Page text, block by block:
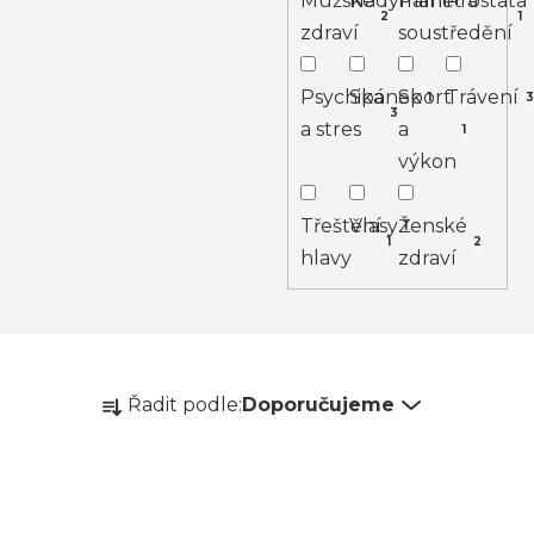
ŘŘadit podle:Doporučujeme
zdraví
2
soustředění
1
Psychika
a stres
3
Spánek 1
Sport
a
výkon
1
Trávení 3
Třeštění
hlavy
1
Vlasy 1
Ženské
zdraví
2